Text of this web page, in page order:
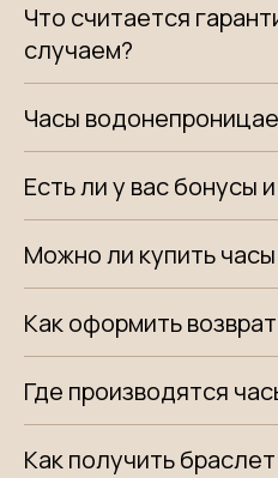
Что считается
случаем?
Часы
Есть ли у вас бонусы
Можно ли купить часы
Как оформить
Где производятся
Как получить